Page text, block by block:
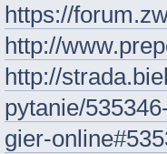
https://
http://
http://
pytanie/
gier-